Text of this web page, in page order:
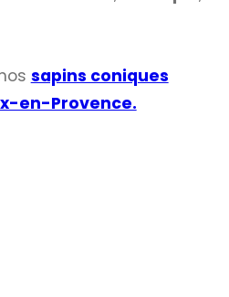
sapins coniques
en-Provence.